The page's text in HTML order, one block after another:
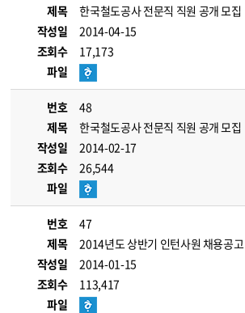
제목
한국철도공사 전문직 직원 공개 모집
작성일
2014-04-15
조회수
17,173
파일
번호
48
제목
한국철도공사 전문직 직원 공개 모집
작성일
2014-02-17
조회수
26,544
파일
번호
47
제목
2014년도 상반기 인턴사원 채용공고
작성일
2014-01-15
조회수
113,417
파일